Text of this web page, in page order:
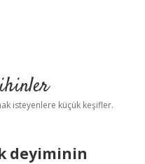
isteyenlere küçük keşifler.
deyiminin